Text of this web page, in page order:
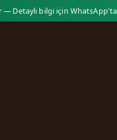
— Detaylı bilgi için